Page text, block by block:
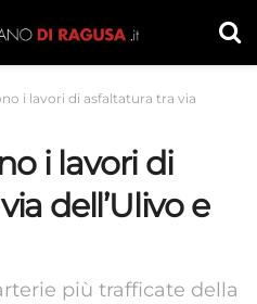
i lavori di asfaltatura tra via
i lavori di
dell’Ulivo e
più trafficate della